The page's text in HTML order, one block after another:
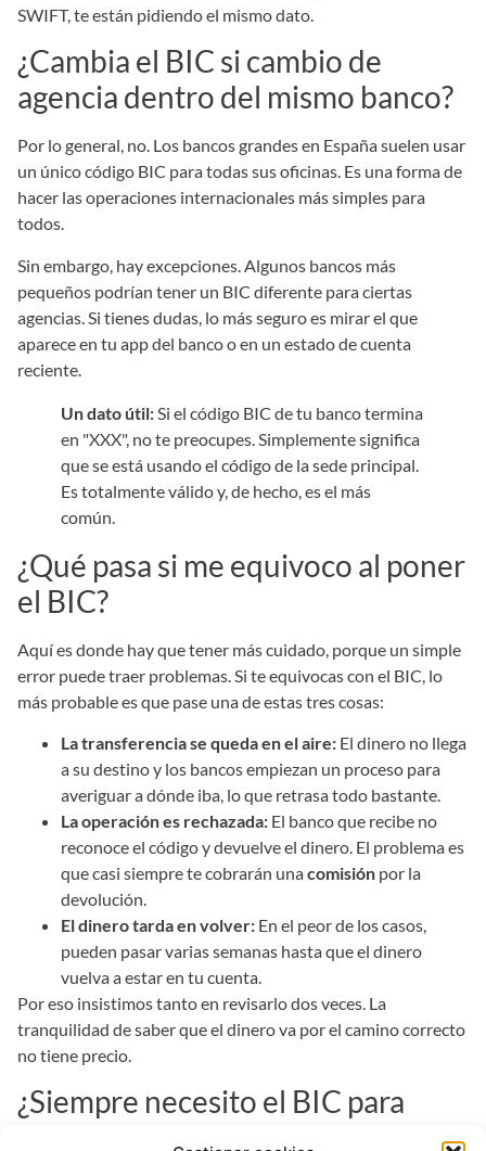
SWIFT, te están pidiendo el mismo dato.
¿Cambia el BIC si cambio de
agencia dentro del mismo banco?
Por lo general, no. Los bancos grandes en España suelen usar
un único código BIC para todas sus oficinas. Es una forma de
hacer las operaciones internacionales más simples para
todos.
Sin embargo, hay excepciones. Algunos bancos más
pequeños podrían tener un BIC diferente para ciertas
agencias. Si tienes dudas, lo más seguro es mirar el que
aparece en tu app del banco o en un estado de cuenta
reciente.
Un dato útil: Si el código BIC de tu banco termina
en "XXX", no te preocupes. Simplemente significa
que se está usando el código de la sede principal.
Es totalmente válido y, de hecho, es el más
común.
¿Qué pasa si me equivoco al poner
el BIC?
Aquí es donde hay que tener más cuidado, porque un simple
error puede traer problemas. Si te equivocas con el BIC, lo
más probable es que pase una de estas tres cosas:
La transferencia se queda en el aire: El dinero no llega
a su destino y los bancos empiezan un proceso para
averiguar a dónde iba, lo que retrasa todo bastante.
La operación es rechazada: El banco que recibe no
reconoce el código y devuelve el dinero. El problema es
que casi siempre te cobrarán unacomisión por la
devolución.
El dinero tarda en volver: En el peor de los casos,
pueden pasar varias semanas hasta que el dinero
vuelva a estar en tu cuenta.
Por eso insistimos tanto en revisarlo dos veces. La
tranquilidad de saber que el dinero va por el camino correcto
no tiene precio.
¿Siempre necesito el BIC para
enviar dinero con EnvíaDinero?